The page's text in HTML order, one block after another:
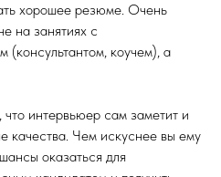
хорошее резюме. Очень
на занятиях с
(консультантом, коучем), а
интервьюер сам заметит и
качества. Чем искуснее вы ему
оказаться для